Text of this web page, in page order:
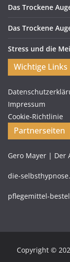
Das Trockene
Das Trockene
Stress und die
Wichtige Links
Impressum
Cookie-Richtlinie
Partnerseiten
Gero Mayer | Der
die-
pflegemittel-
Copyright ©